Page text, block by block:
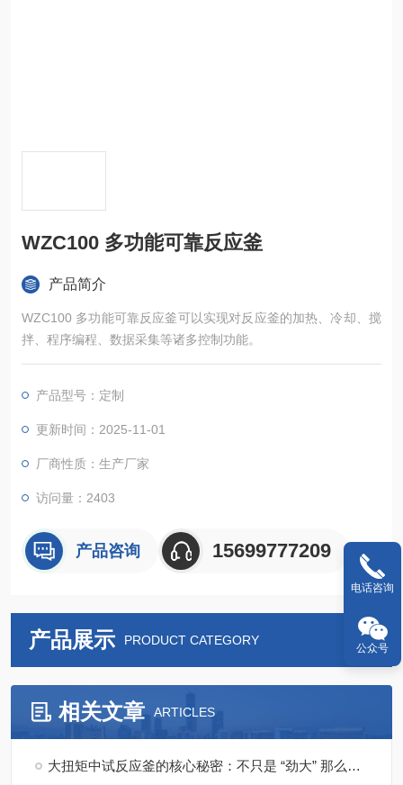
WZC100 多功能可靠反应釜
产品简介
WZC100 多功能可靠反应釜可以实现对反应釜的加热、冷却、搅
拌、程序编程、数据采集等诸多控制功能。
产品型号：定制
更新时间：2025-11-01
厂商性质：生产厂家
访问量：2403
产品咨询 15699777209
产品展示 PRODUCT CATEGORY
相关文章 ARTICLES
大扭矩中试反应釜的核心秘密：不只是 “劲大” 那么简单
电话咨询
公众号